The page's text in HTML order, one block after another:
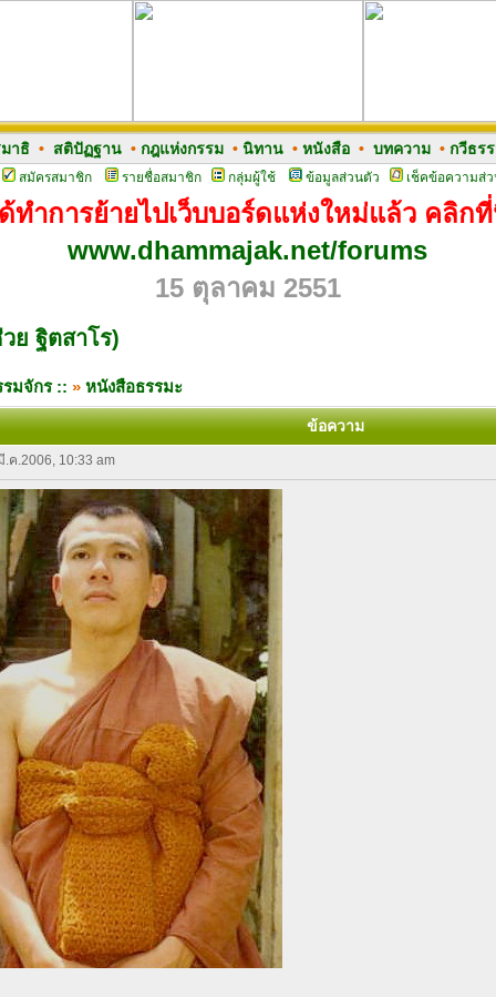
าธิ• สติปัฏฐาน• กฎแห่งกรรม• นิทาน• หนังสือ• บทความ• กวีธร
สมัครสมาชิก รายชื่อสมาชิก กลุ่มผู้ใช้ ข้อมูลส่วนตัว เช็คข้อความส่
ทำการย้ายไปเว็บบอร์ดแห่งใหม่แล้ว คลิก
www.dhammajak.net/forums
15 ตุลาคม 2551
ย ฐิตสาโร)
มจักร :: » หนังสือธรรมะ
ข้อความ
.ค.2006, 10:33 am